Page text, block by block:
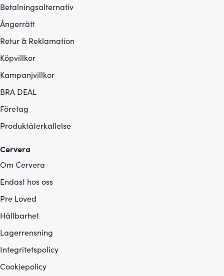
Betalningsalternativ
Ångerrätt
Retur & Reklamation
Köpvillkor
Kampanjvillkor
BRA DEAL
Företag
Produktåterkallelse
Cervera
Om Cervera
Endast hos oss
Pre Loved
Hållbarhet
Lagerrensning
Integritetspolicy
Cookiepolicy